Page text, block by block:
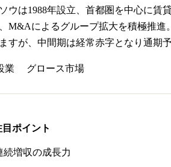
ウは1988年設立、首都圏を中心に賃
M&Aによるグループ拡大を積極推進
すが、中間期は経常赤字となり通期
業 グロース市場
目ポイント
続増収の成長力